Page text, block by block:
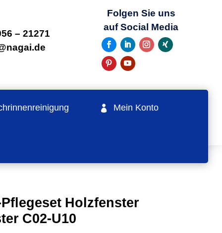
– 21271
Folgen Sie uns
auf Social Media
Mein Konto
Holzfenster
C02-U10